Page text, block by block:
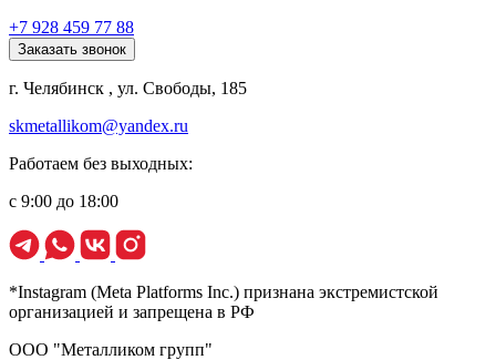
+7 928 459 77 88
Заказать звонок
г. Челябинск , ул. Свободы, 185
skmetallikom@yandex.ru
Работаем без выходных:
с 9:00 до 18:00
*Instagram (Meta Platforms Inc.) признана экстремистской
организацией и запрещена в РФ
ООО "Металликом групп"